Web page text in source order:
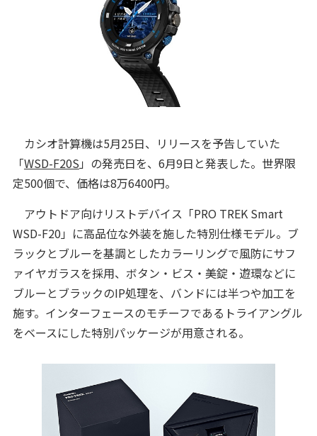
カシオ計算機は5月25日、リリースを予告していた
「WSD-F20S 」の発売日を、6月9日と発表した。世界限
定500個で、価格は8万6400円。
アウトドア向けリストデバイス「PRO TREK Smart
WSD-F20」に高品位な外装を施した特別仕様モデル。ブ
ラックとブルーを基調としたカラーリングで風防にサフ
ァイヤガラスを採用、ボタン・ビス・美錠・遊環などに
ブルーとブラックのIP処理を、バンドには半つや加工を
施す。インターフェースのモチーフであるトライアングル
をベースにした特別パッケージが用意される。